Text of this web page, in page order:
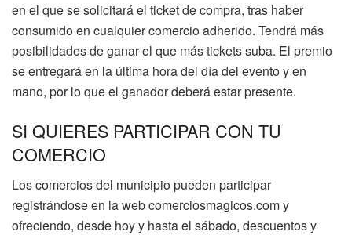
en el que se solicitará el ticket de compra, tras haber
consumido en cualquier comercio adherido. Tendrá más
posibilidades de ganar el que más tickets suba. El premio
se entregará en la última hora del día del evento y en
mano, por lo que el ganador deberá estar presente.
SI QUIERES PARTICIPAR CON TU
COMERCIO
Los comercios del municipio pueden participar
registrándose en la web comerciosmagicos.com y
ofreciendo, desde hoy y hasta el sábado, descuentos y